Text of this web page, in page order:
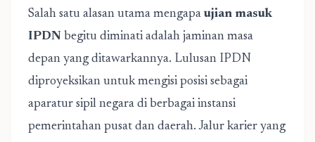
Salah satu alasan utama mengapa ujian masuk
IPDN begitu diminati adalah jaminan masa
depan yang ditawarkannya. Lulusan IPDN
diproyeksikan untuk mengisi posisi sebagai
aparatur sipil negara di berbagai instansi
pemerintahan pusat dan daerah. Jalur karier yang